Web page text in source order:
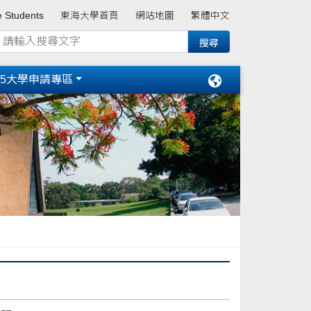
Students 東海大學首頁 網站地圖 繁體中文
大學申請專區